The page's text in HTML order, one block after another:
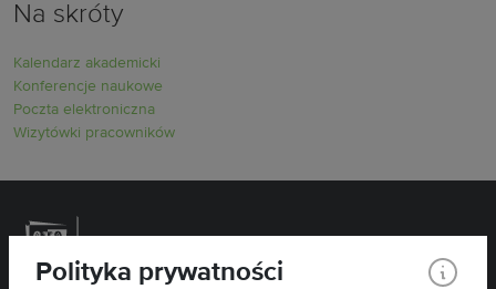
Na skróty
Kalendarz akademicki
Konferencje naukowe
Poczta elektroniczna
Wizytówki pracowników
Polityka prywatności